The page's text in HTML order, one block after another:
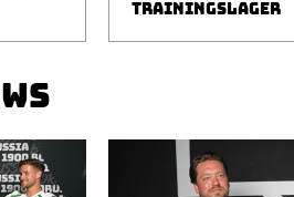
TRAININGSLAGER